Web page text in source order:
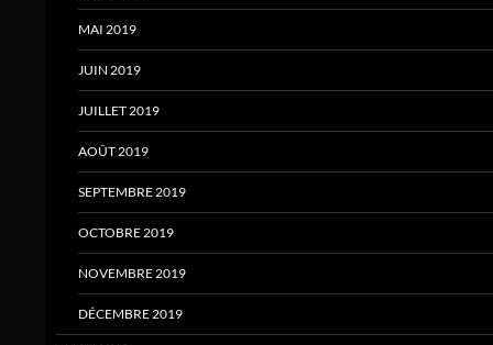
MAI 2019
JUIN 2019
JUILLET 2019
AOÛT 2019
SEPTEMBRE 2019
OCTOBRE 2019
NOVEMBRE 2019
DÉCEMBRE 2019